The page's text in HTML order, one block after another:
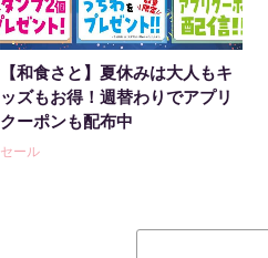
【和食さと】夏休みは大人もキ
ッズもお得！週替わりでアプリ
クーポンも配布中
セール